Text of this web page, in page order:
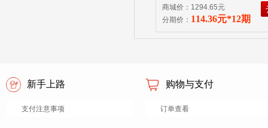
证商品品质，因此申请退货
品未使用且原一次性密封包
商城价：1294.65元
分期价： 114.36元*12期
新手上路
支付注意事项
购物与支付
订单查看